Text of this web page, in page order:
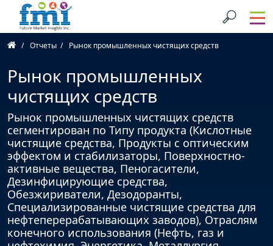
Отчеты Рынок промышленных чистящих средств
Рынок промышленных
чистящих средств
Рынок промышленных чистящих средств
сегментирован по Типу продукта (Кислотные
чистящие средства, Продукты с оптическим
эффектом и стабилизаторы, Поверхностно-
активные вещества, Пеногасители,
Дезинфицирующие средства,
Обезжириватели, Дезодоранты,
Специализированные чистящие средства для
нефтеперерабатывающих заводов), Отраслям
конечного использования (Нефть, газ и